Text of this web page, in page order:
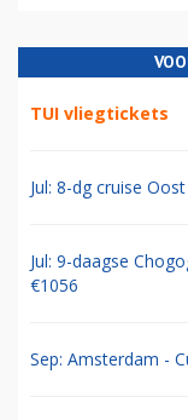
TUI vliegtickets
Jul: 8-dg cruise
Jul: 9-daagse
€1056
Sep: Amsterdam -